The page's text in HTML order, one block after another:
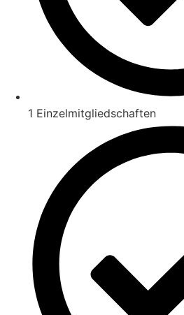
1 Einzelmitgliedschaften